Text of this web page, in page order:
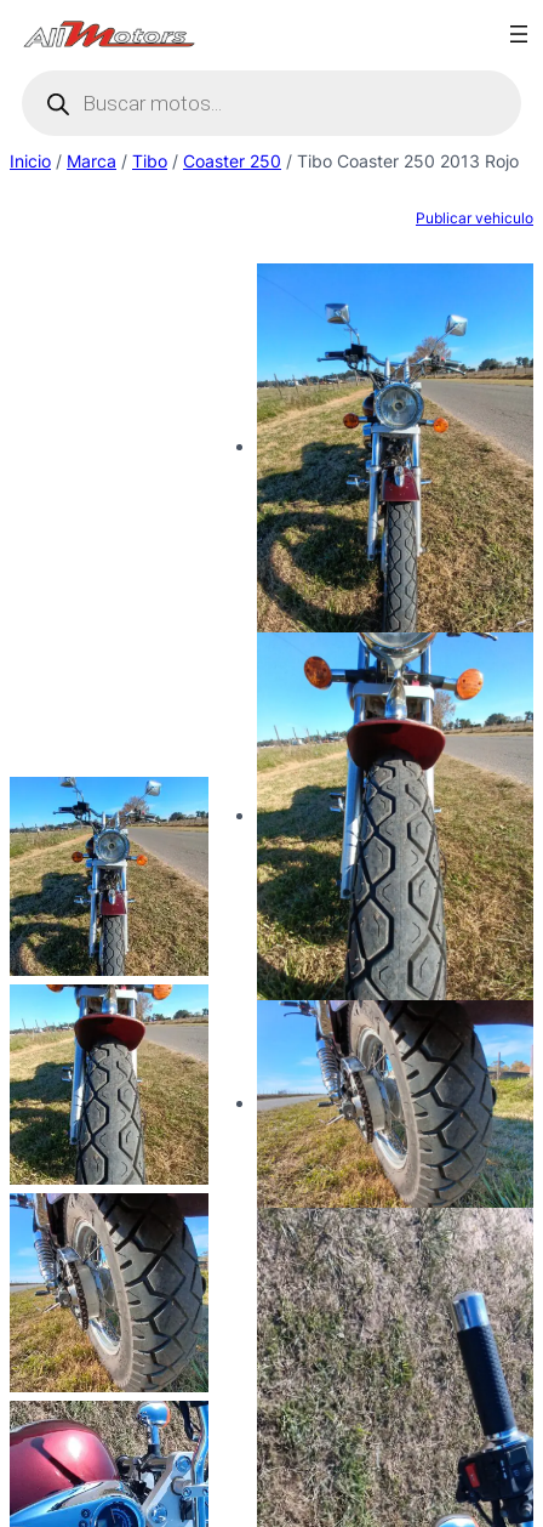
Saltar
al
productos
Inicio / Marca / Tibo / Coaster 250 / Tibo Coaster 250 2013 Rojo
Publicar vehiculo